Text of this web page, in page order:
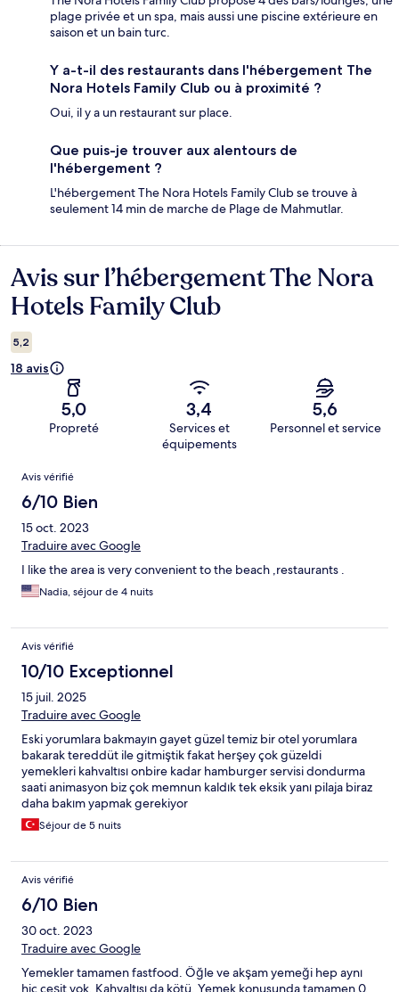
plage privée et un spa, mais aussi une piscine extérieure en
saison et un bain turc.
Y a-t-il des restaurants dans l'hébergement The
Nora Hotels Family Club ou à proximité ?
Oui, il y a un restaurant sur place.
Que puis-je trouver aux alentours de
l'hébergement ?
L'hébergement The Nora Hotels Family Club se trouve à
seulement 14 min de marche de Plage de Mahmutlar.
Avis
Avis sur l’hébergement The Nora
Hotels Family Club
5,2
18 avis
5,0
Propreté
3,4
Services et
équipements
5,6
Personnel et service
Avis
Avis vérifié
6/10 Bien
15 oct. 2023
Traduire avec Google
I like the area is very convenient to the beach ,restaurants .
Nadia, séjour de 4 nuits
Avis vérifié
10/10 Exceptionnel
15 juil. 2025
Traduire avec Google
Eski yorumlara bakmayın gayet güzel temiz bir otel yorumlara
bakarak tereddüt ile gitmiştik fakat herşey çok güzeldi
yemekleri kahvaltısı onbire kadar hamburger servisi dondurma
saati animasyon biz çok memnun kaldık tek eksik yanı pilaja biraz
daha bakım yapmak gerekiyor
Séjour de 5 nuits
Avis vérifié
6/10 Bien
30 oct. 2023
Traduire avec Google
Yemekler tamamen fastfood. Öğle ve akşam yemeği hep aynı
hiç çeşit yok. Kahvaltısı da kötü. Yemek konusunda tamamen 0.